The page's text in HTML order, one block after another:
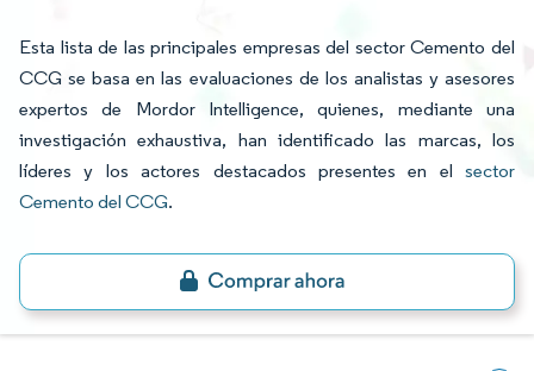
Esta lista de las principales empresas del sector Cemento del
CCG se basa en las evaluaciones de los analistas y asesores
expertos de Mordor Intelligence, quienes, mediante una
investigación exhaustiva, han identificado las marcas, los
líderes y los actores destacados presentes en el sector
Cemento del CCG.